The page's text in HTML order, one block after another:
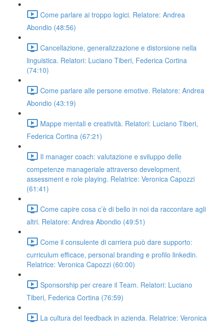
Come parlare ai troppo logici. Relatore: Andrea
Abondio (48:56)
Cancellazione, generalizzazione e distorsione nella
linguistica. Relatori: Luciano Tiberi, Federica Cortina
(74:10)
Come parlare alle persone emotive. Relatore: Andrea
Abondio (43:19)
Mappe mentali e creatività. Relatori: Luciano Tiberi,
Federica Cortina (67:21)
Il manager coach: valutazione e sviluppo delle
competenze manageriale attraverso development,
assessment e role playing. Relatrice: Veronica Capozzi
(61:41)
Come capire cosa c’è di bello in noi da raccontare agli
altri. Relatore: Andrea Abondio (49:51)
Come il consulente di carriera può dare supporto:
curriculum efficace, personal branding e profilo linkedin.
Relatrice: Veronica Capozzi (60:00)
Sponsorship per creare il Team. Relatori: Luciano
Tiberi, Federica Cortina (76:59)
La cultura del feedback in azienda. Relatrice: Veronica